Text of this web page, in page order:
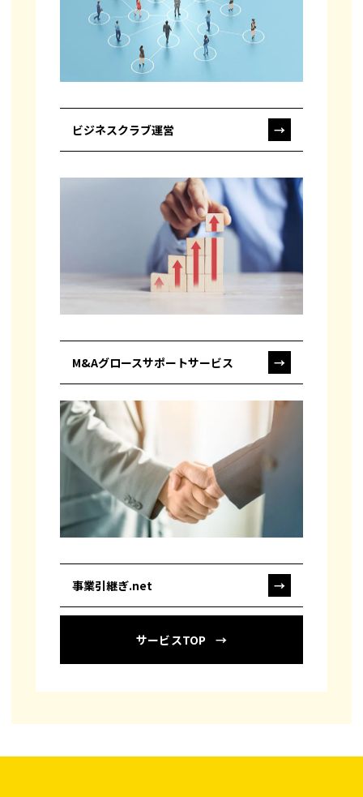
ビジネスクラブ運営 →
M&Aグロースサポートサービス →
事業引継ぎ.net →
サービスTOP